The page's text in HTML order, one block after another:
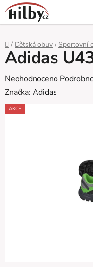
Přejít
na
obsah
Domů
/ Dětská obuv / Sportovní
Adidas
Průměrné
hodnocení
produktu
Neohodnoceno
Značka: Adidas
AKCE